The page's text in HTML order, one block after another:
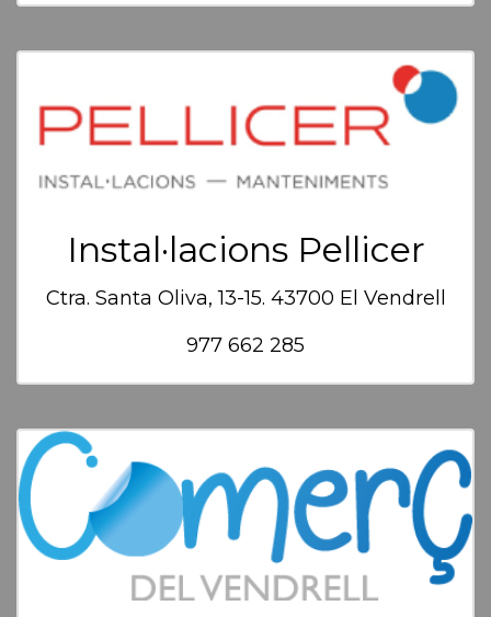
Instal·lacions Pellicer
Ctra. Santa Oliva, 13-15. 43700 El Vendrell
977 662 285